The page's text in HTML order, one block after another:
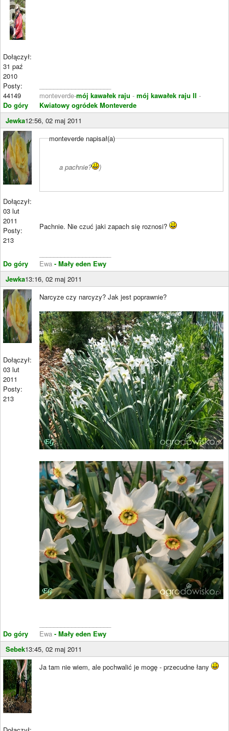
Dołączył:
31 paź
2010
Posty:
44149
Do góry
monteverde-mój kawałek raju - mój kawałek raju II -
Kwiatowy ogródek Monteverde
Jewka12:56, 02 maj 2011
Dołączył:
03 lut
2011
Posty:
213
Do góry
monteverde napisał(a)
a pachnie? )
Pachnie. Nie czuć jaki zapach się roznosi?
Ewa - Mały eden Ewy
Jewka13:16, 02 maj 2011
Dołączył:
03 lut
2011
Posty:
213
Do góry
Narcyze czy narcyzy? Jak jest poprawnie?
Ewa - Mały eden Ewy
Sebek13:45, 02 maj 2011
Ja tam nie wiem, ale pochwalić je mogę - przecudne łany